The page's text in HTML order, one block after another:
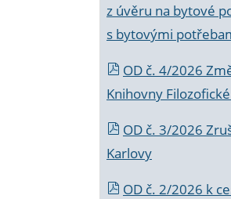
z úvěru na bytové
s bytovými
OD č. 4/2026
Knihovny
OD č. 3/2026
Karlovy
OD č. 2/2026 k